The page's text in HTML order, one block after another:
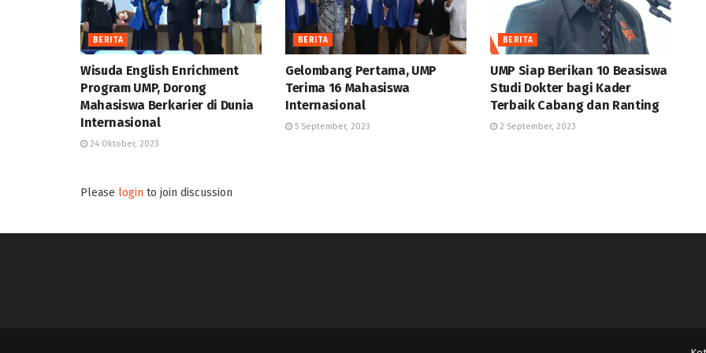
BERITA
Wisuda English Enrichment
Program UMP, Dorong
Mahasiswa Berkarier di Dunia
Internasional
24 Oktober, 2023
BERITA
Gelombang Pertama, UMP
Terima 16 Mahasiswa
Internasional
5 September, 2023
BERITA
UMP Siap Berikan 10 Beasiswa
Studi Dokter bagi Kader
Terbaik Cabang dan Ranting
2 September, 2023
Please login to join discussion